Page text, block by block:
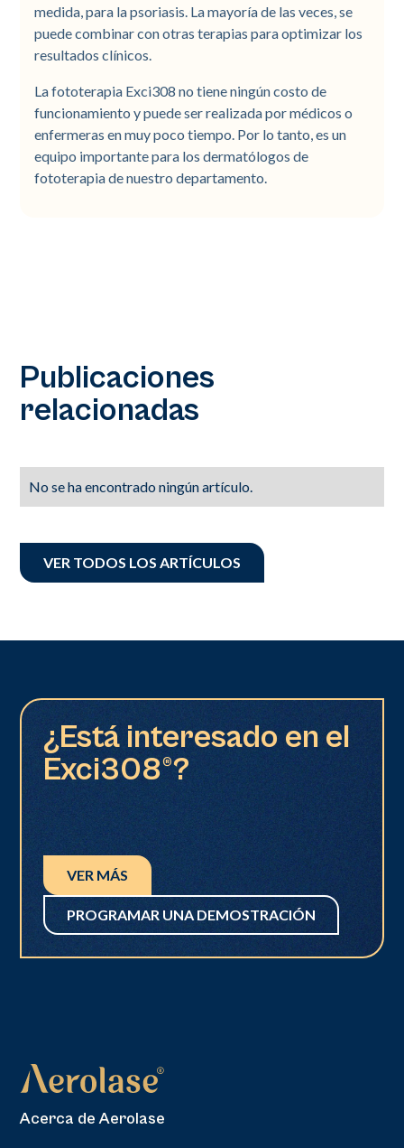
medida, para la psoriasis. La mayoría de las veces, se
puede combinar con otras terapias para optimizar los
resultados clínicos.
La fototerapia Exci308 no tiene ningún costo de
funcionamiento y puede ser realizada por médicos o
enfermeras en muy poco tiempo. Por lo tanto, es un
equipo importante para los dermatólogos de
fototerapia de nuestro departamento.
Publicaciones
relacionadas
No se ha encontrado ningún artículo.
VER TODOS LOS ARTÍCULOS
¿Está interesado en el
Exci308®?
VER MÁS
PROGRAMAR UNA DEMOSTRACIÓN
Acerca de Aerolase